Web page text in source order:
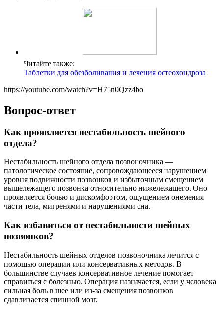
Читайте также:
Таблетки для обезболивания и лечения остеохондроза
https://youtube.com/watch?v=H75n0Qzz4bo
Вопрос-ответ
Как проявляется нестабильность шейного
отдела?
Нестабильность шейного отдела позвоночника —
патологическое состояние, сопровождающееся нарушением
уровня подвижности позвонков и избыточным смещением
вышележащего позвонка относительно нижележащего. Оно
проявляется болью и дискомфортом, ощущением онемения
части тела, мигренями и нарушениями сна.
Как избавиться от нестабильности шейных
позвонков?
Нестабильность шейных отделов позвоночника лечится с
помощью операции или консервативных методов. В
большинстве случаев консервативное лечение помогает
справиться с болезнью. Операция назначается, если у человека
сильная боль в шее или из-за смещения позвонков
сдавливается спинной мозг.